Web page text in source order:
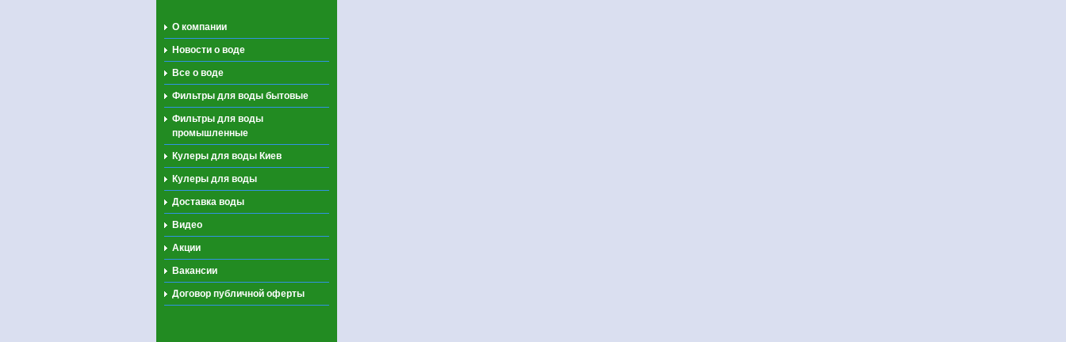
О компании
Новости о воде
Все о воде
Фильтры для воды бытовые
Фильтры для воды
промышленные
Кулеры для воды Киев
Кулеры для воды
Доставка воды
Видео
Акции
Вакансии
Договор публичной оферты